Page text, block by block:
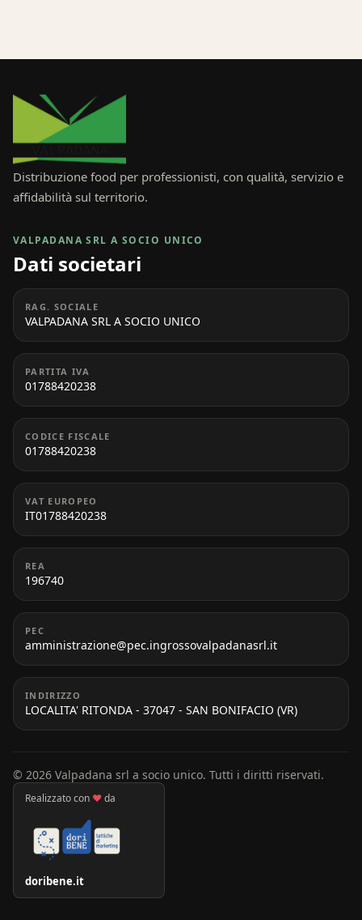
Distribuzione food per professionisti, con qualità, servizio e
affidabilità sul territorio.
VALPADANA SRL A SOCIO UNICO
Dati societari
RAG. SOCIALE
VALPADANA SRL A SOCIO UNICO
PARTITA IVA
01788420238
CODICE FISCALE
01788420238
VAT EUROPEO
IT01788420238
REA
196740
PEC
amministrazione@pec.ingrossovalpadanasrl.it
INDIRIZZO
LOCALITA' RITONDA - 37047 - SAN BONIFACIO (VR)
© 2026 Valpadana srl a socio unico. Tutti i diritti riservati.
Realizzato con ♥da
doribene.it